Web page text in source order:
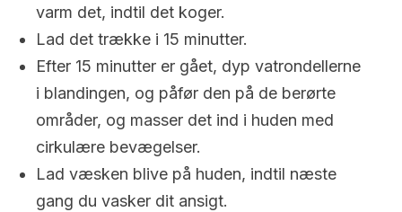
varm det, indtil det koger.
Lad det trække i 15 minutter.
Efter 15 minutter er gået, dyp vatrondellerne
i blandingen, og påfør den på de berørte
områder, og masser det ind i huden med
cirkulære bevægelser.
Lad væsken blive på huden, indtil næste
gang du vasker dit ansigt.